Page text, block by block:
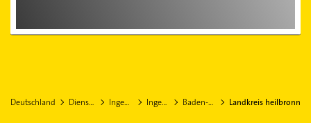
Deutschland Dienstleistungen Ingenieurbüros Ingenieurbüro Baden-Württemberg Landkreis heilbronn